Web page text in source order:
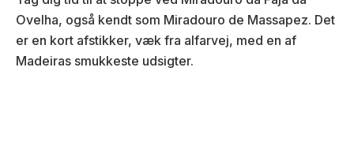
Ovelha, også kendt som Miradouro de Massapez. Det
er en kort afstikker, væk fra alfarvej, med en af
Madeiras smukkeste udsigter.